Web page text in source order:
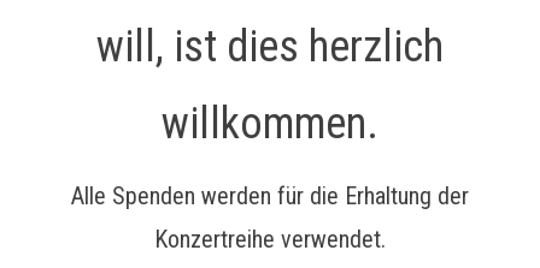
will, ist dies herzlich
willkommen.
Alle Spenden werden für die Erhaltung der
Konzertreihe verwendet.